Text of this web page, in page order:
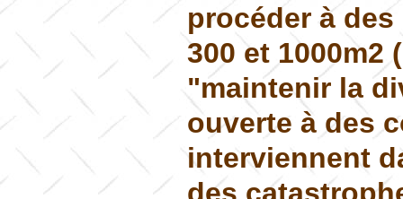
procéder à
300 et
"maintenir la
ouverte à des
interviennent